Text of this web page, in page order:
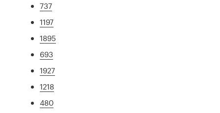
737
1197
1895
693
1927
1218
480